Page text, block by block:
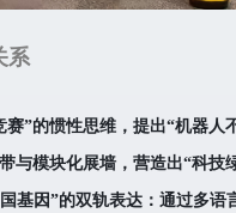
系
”的惯性思维，提出“机器
与模块化展墙，营造出“科
基因”的双轨表达：通过多